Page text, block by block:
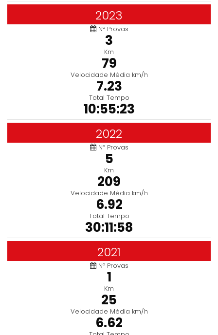
2023
Nº Provas
3
Km
79
Velocidade Média km/h
7.23
Total Tempo
10:55:23
2022
Nº Provas
5
Km
209
Velocidade Média km/h
6.92
Total Tempo
30:11:58
2021
Nº Provas
1
Km
25
Velocidade Média km/h
6.62